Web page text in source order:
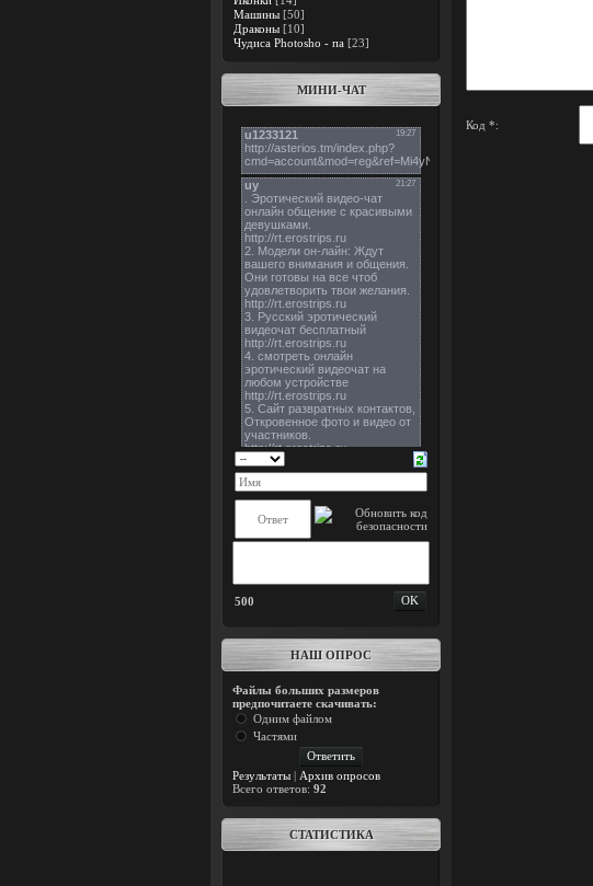
Машины [50]
Драконы [10]
Чудиса Photosho - па [23]
МИНИ-ЧАТ
500
НАШ ОПРОС
Файлы больших размеров
предпочитаете скачивать:
Одним файлом
Частями
Результаты | Архив опросов
Всего ответов: 92
СТАТИСТИКА
Код *: